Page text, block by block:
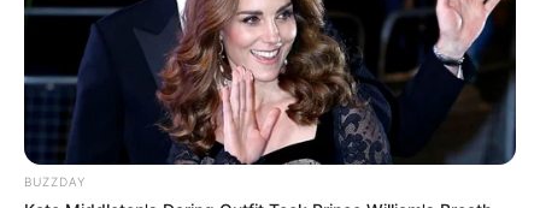
BUZZDAY